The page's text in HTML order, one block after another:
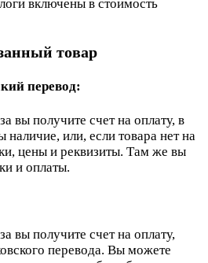
включены в стоимость
товар
перевод:
вы получите счет на оплату, в
или, если товара нет на
цены и реквизиты. Там же вы
и оплаты.
вы получите счет на оплату,
перевода. Вы можете